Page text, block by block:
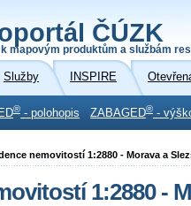
ČÚZK
mapovým produktům a službám
Služby INSPIRE
® - polohopis ZABAGED® -
nemovitostí 1:2880 - Morava a
1:2880 -